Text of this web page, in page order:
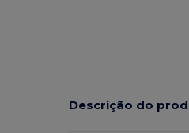
Descrição do